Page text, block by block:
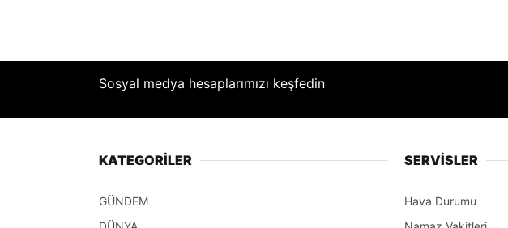
Sosyal medya hesaplarımızı keşfedin
KATEGORİLER
GÜNDEM
SERVİSLER
Hava Durumu